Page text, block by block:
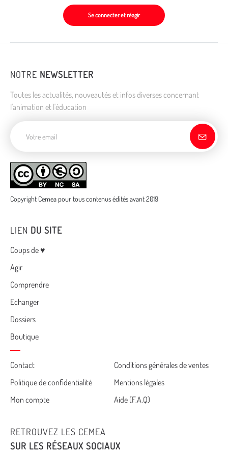
Se connecter et réagir
NOTRE NEWSLETTER
Toutes les actualités, nouveautés et infos diverses concernant
l'animation et l'éducation
Copyright Cemea pour tous contenus édités avant 2019
LIEN DU SITE
Menu
Coups de ♥
Agir
Comprendre
Echanger
Dossiers
Boutique
Cemea
footer
Contact
Conditions générales de ventes
Politique de confidentialité
Mentions légales
Mon compte
Aide (F.A.Q)
RETROUVEZ LES CEMEA
SUR LES RÉSEAUX SOCIAUX